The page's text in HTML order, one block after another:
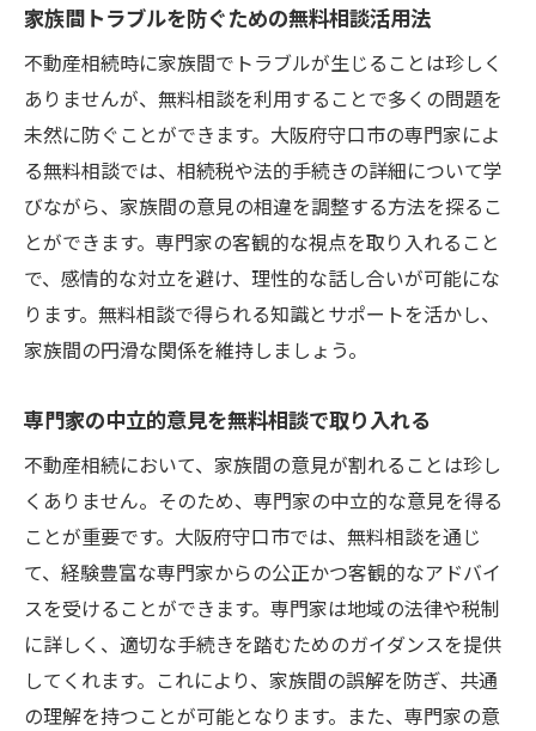
家族間トラブルを防ぐための無料相談活用法
不動産相続時に家族間でトラブルが生じることは珍しく
ありませんが、無料相談を利用することで多くの問題を
未然に防ぐことができます。大阪府守口市の専門家によ
る無料相談では、相続税や法的手続きの詳細について学
びながら、家族間の意見の相違を調整する方法を探るこ
とができます。専門家の客観的な視点を取り入れること
で、感情的な対立を避け、理性的な話し合いが可能にな
ります。無料相談で得られる知識とサポートを活かし、
家族間の円滑な関係を維持しましょう。
専門家の中立的意見を無料相談で取り入れる
不動産相続において、家族間の意見が割れることは珍し
くありません。そのため、専門家の中立的な意見を得る
ことが重要です。大阪府守口市では、無料相談を通じ
て、経験豊富な専門家からの公正かつ客観的なアドバイ
スを受けることができます。専門家は地域の法律や税制
に詳しく、適切な手続きを踏むためのガイダンスを提供
してくれます。これにより、家族間の誤解を防ぎ、共通
の理解を持つことが可能となります。また、専門家の意